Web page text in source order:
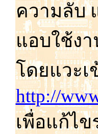
ความลับ
แอบใช้ง
โดยแวะเ
http://
เพื่อแก้ไข